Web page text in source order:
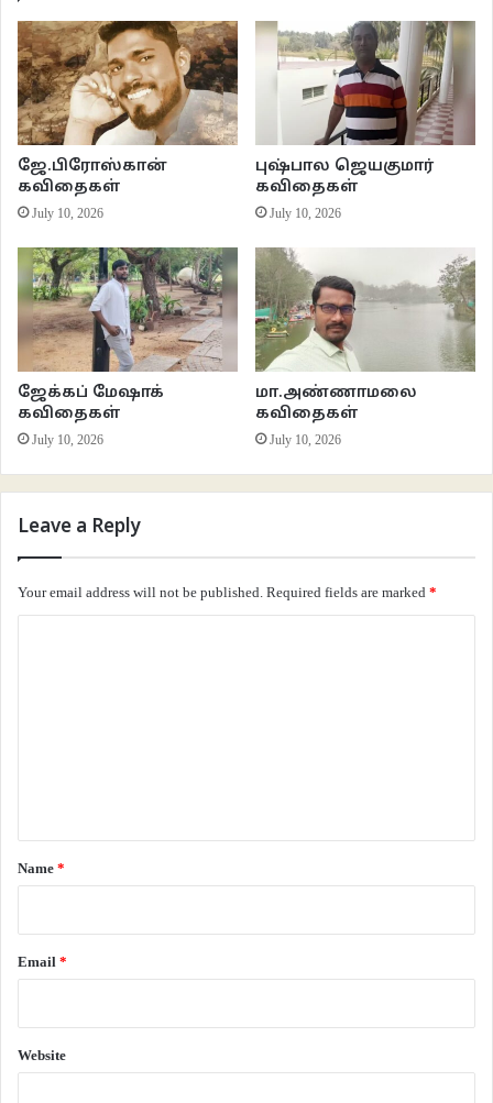
கிணத்துத் தண்ணிய
சேந்திக் குடிச்சிருப்பானா ன்னு யோசி ன்னு சொன்னேன்.
******
இணைய இதழ் 51 கவிதைகள்
ஜே.மஞ்சுளாதேவி
ஜே.பிரோஸ்கான்
கவிதைகள்
July 10, 2026
புஷ்பால ஜெயகுமார்
கவிதைகள்
July 10, 2026
ஜேக்கப் மேஷாக்
கவிதைகள்
July 10, 2026
மா.அண்ணாமலை
கவிதைகள்
July 10, 2026
Leave a Reply
Your email address will not be published. Required fields are marked *
*
Name *
Email *
Website